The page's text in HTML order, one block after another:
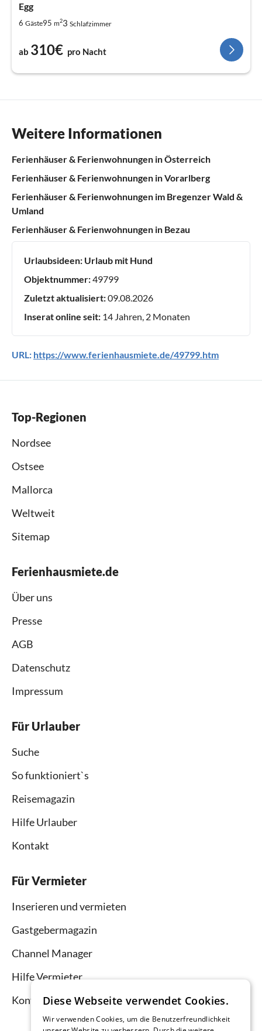
Egg
6 Gäste95 m23 Schlafzimmer
ab 310€ pro Nacht
Weitere Informationen
Ferienhäuser & Ferienwohnungen in Österreich
Ferienhäuser & Ferienwohnungen in Vorarlberg
Ferienhäuser & Ferienwohnungen im Bregenzer Wald &
Umland
Ferienhäuser & Ferienwohnungen in Bezau
Urlaubsideen: Urlaub mit Hund
Objektnummer:49799
Zuletzt aktualisiert:09.08.2026
Inserat online seit: 14 Jahren, 2 Monaten
URL: https://www.ferienhausmiete.de/49799.htm
Top-Regionen
Nordsee
Ostsee
Mallorca
Weltweit
Sitemap
Ferienhausmiete.de
Über uns
Presse
AGB
Datenschutz
Impressum
Für Urlauber
Suche
So funktioniert`s
Reisemagazin
Hilfe Urlauber
Kontakt
Für Vermieter
Inserieren und vermieten
Gastgebermagazin
Channel Manager
Hilfe Vermieter
KontaktDiese Webseite verwendet Cookies.
Wir verwenden Cookies, um die Benutzerfreundlichkeit